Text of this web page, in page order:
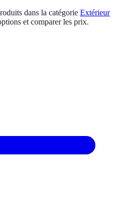
dans la catégorie Extérieur
et comparer les prix.